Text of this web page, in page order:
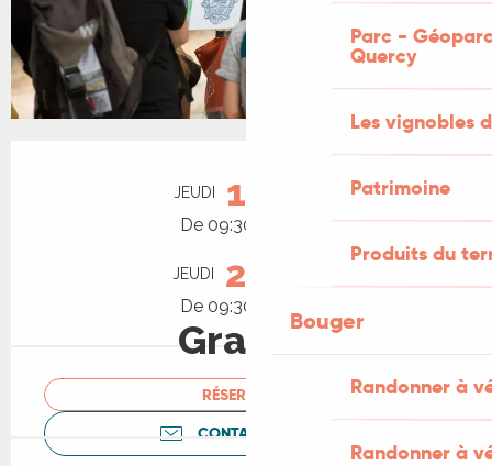
Parc -
Quercy
Les vignobles
Patrimoine
Produits du
Bouger
Randonner à
Randonner à
Ouverture et coordonnées
JEUDI 13
De 09:30 à 11:30
JEUDI 27
De 09:30 à 11:30
Gratuit
RÉSERVER
CONTACTEZ-NOUS